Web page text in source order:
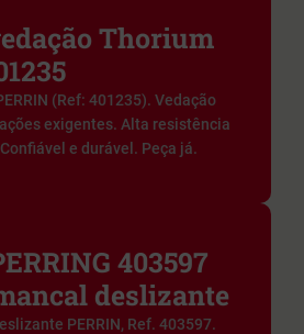
Thorium
(Ref: 401235). Vedação
exigentes. Alta resistência
e durável. Peça já.
403597
deslizante
PERRIN, Ref. 403597.